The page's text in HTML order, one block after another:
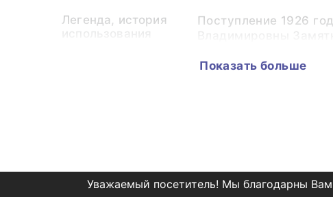
Легенда, история
Поступление 1926
Панова.
Малинина Т.А.
стеклянный завод
Показать больше
Уважаемый посетитель! Мы благодарны